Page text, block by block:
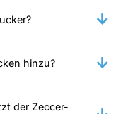
hinzu?
der Zeccer-